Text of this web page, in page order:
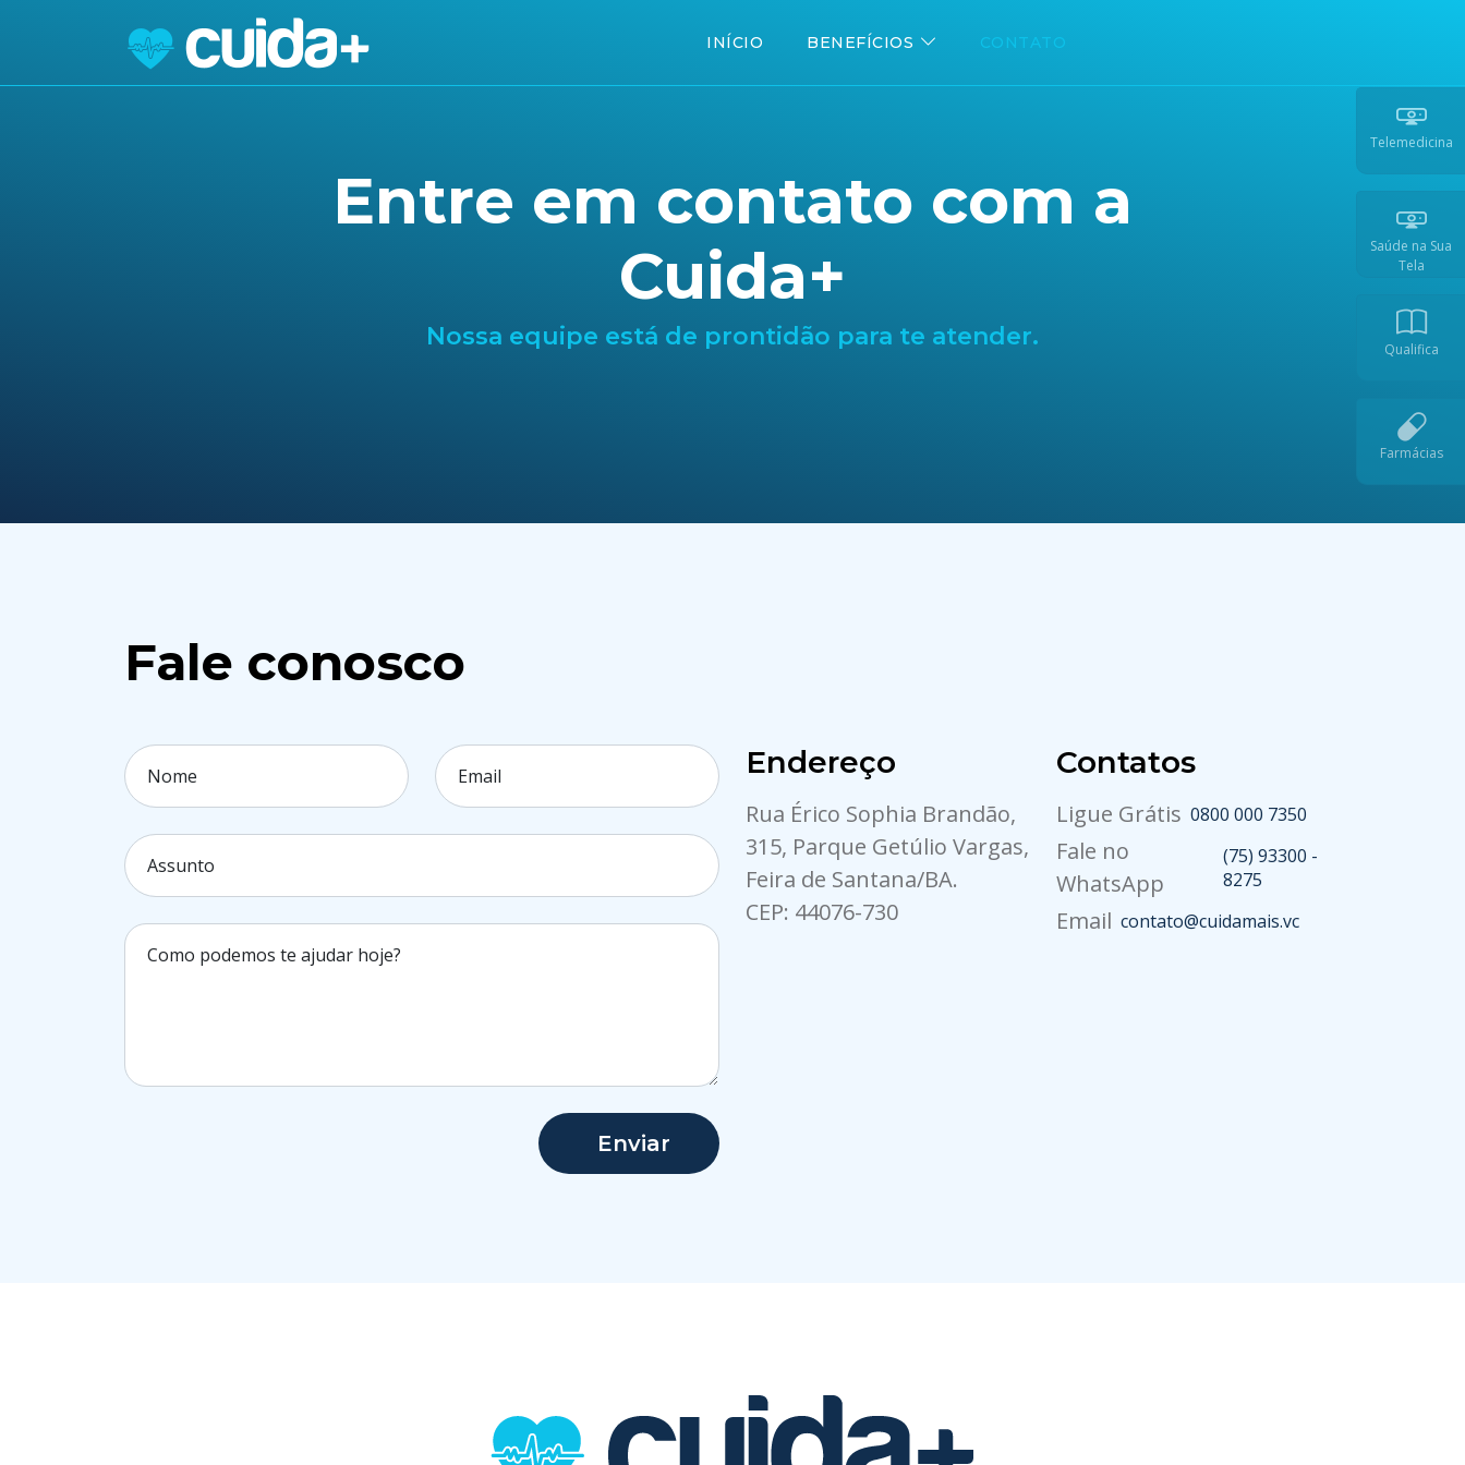
INÍCIO BENEFÍCIOS CONTATO
Telemedicina
Saúde na Sua
Tela
Qualifica
Farmácias
Entre em contato com a
Cuida+
Nossa equipe está de prontidão para te atender.
Fale conosco
Nome Email
Assunto
Como podemos te ajudar hoje?
Enviar
Endereço
Rua Érico Sophia Brandão,
315, Parque Getúlio Vargas,
Feira de Santana/BA.
CEP: 44076-730
Contatos
Ligue Grátis 0800 000 7350
Fale no
WhatsApp
(75) 93300 -
8275
Email contato@cuidamais.vc